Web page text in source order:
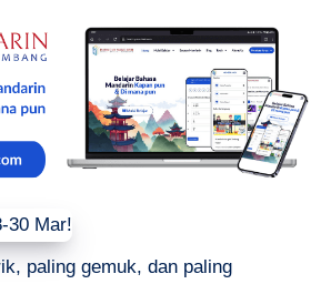
paling gemuk, dan paling